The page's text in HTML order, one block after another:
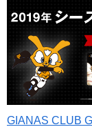
GIANAS CLUB